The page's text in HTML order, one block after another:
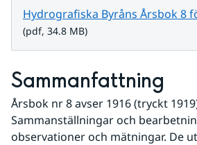
Hydrografiska Byråns Årsbok 8
(pdf, 34.8 MB)
Sammanfattning
Årsbok nr 8 avser 1916 (tryckt
Sammanställningar och
observationer och mätningar. De